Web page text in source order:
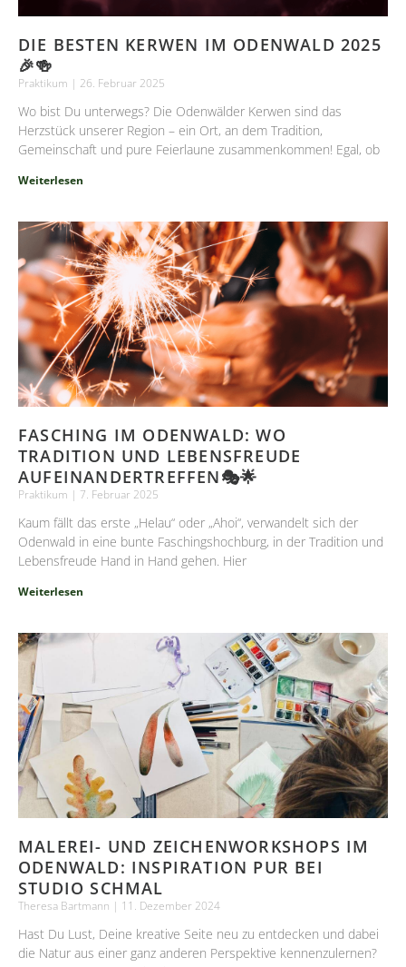
DIE BESTEN KERWEN IM ODENWALD 2025
🎉🍻
Praktikum 26. Februar 2025
Wo bist Du unterwegs? Die Odenwälder Kerwen sind das
Herzstück unserer Region – ein Ort, an dem Tradition,
Gemeinschaft und pure Feierlaune zusammenkommen! Egal, ob
Weiterlesen
FASCHING IM ODENWALD: WO
TRADITION UND LEBENSFREUDE
AUFEINANDERTREFFEN🎭🌟
Praktikum 7. Februar 2025
Kaum fällt das erste „Helau“ oder „Ahoi“, verwandelt sich der
Odenwald in eine bunte Faschingshochburg, in der Tradition und
Lebensfreude Hand in Hand gehen. Hier
Weiterlesen
MALEREI- UND ZEICHENWORKSHOPS IM
ODENWALD: INSPIRATION PUR BEI
STUDIO SCHMAL
Theresa Bartmann 11. Dezember 2024
Hast Du Lust, Deine kreative Seite neu zu entdecken und dabei
die Natur aus einer ganz anderen Perspektive kennenzulernen?